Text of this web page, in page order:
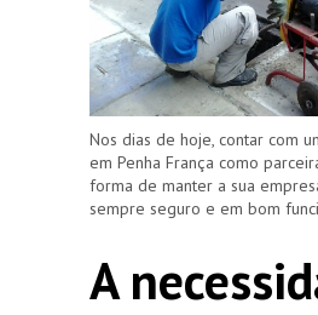
Nos dias de hoje, contar com
em Penha França como
forma de manter a sua
sempre seguro e em bom
A